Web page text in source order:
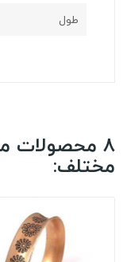
طول
8 محصولات
مختلف: